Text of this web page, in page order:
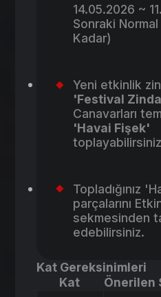
14.05.2026 ~
Sonraki Normal
Kadar)
Yeni etkinlik
'Festival
Canavarları
'Havai Fişek'
Topladığınız
parçalarını
sekmesinden
edebilirsiniz.
Kat Gereksinimleri
Kat
Önerilen